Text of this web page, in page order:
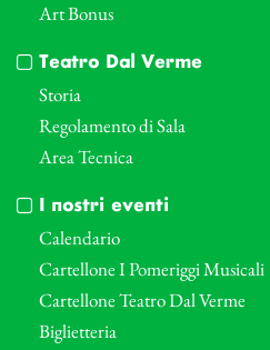
Art Bonus
Teatro Dal Verme
Storia
Regolamento di Sala
Area Tecnica
I nostri eventi
Calendario
Cartellone I Pomeriggi Musicali
Cartellone Teatro Dal Verme
Biglietteria